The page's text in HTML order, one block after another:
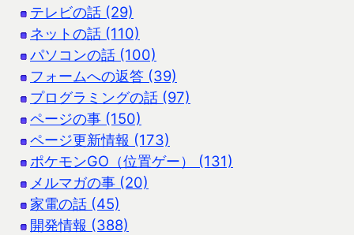
テレビの話 (29)
ネットの話 (110)
パソコンの話 (100)
フォームへの返答 (39)
プログラミングの話 (97)
ページの事 (150)
ページ更新情報 (173)
ポケモンGO（位置ゲー） (131)
メルマガの事 (20)
家電の話 (45)
開発情報 (388)